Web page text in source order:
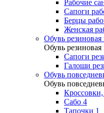
Рабочие
Сапоги
Берцы
Женская
Обувь
Обувь
Сапоги
Галоши
Обувь
Обувь
Сабо 4
Тапочки 1